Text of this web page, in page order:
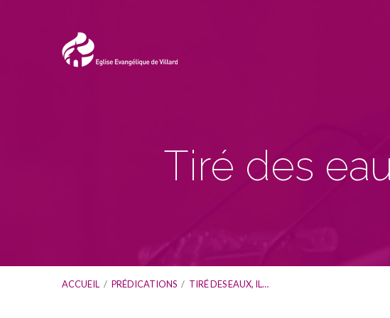
Tiré des
ACCUEIL / PRÉDICATIONS / TIRÉ DES EAUX, IL…